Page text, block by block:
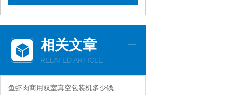
相关文章
RELATED ARTICLE
鱼虾肉商用双室真空包装机多少钱一台